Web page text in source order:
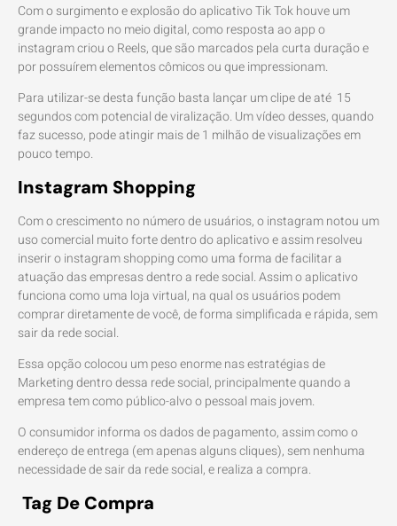
Com o surgimento e explosão do aplicativo Tik Tok houve um
grande impacto no meio digital, como resposta ao app o
instagram criou o Reels, que são marcados pela curta duração e
por possuírem elementos cômicos ou que impressionam.
Para utilizar-se desta função basta lançar um clipe de até 15
segundos com potencial de viralização. Um vídeo desses, quando
faz sucesso, pode atingir mais de 1 milhão de visualizações em
pouco tempo.
Instagram Shopping
Com o crescimento no número de usuários, o instagram notou um
uso comercial muito forte dentro do aplicativo e assim resolveu
inserir o instagram shopping como uma forma de facilitar a
atuação das empresas dentro a rede social. Assim o aplicativo
funciona como uma loja virtual, na qual os usuários podem
comprar diretamente de você, de forma simplificada e rápida, sem
sair da rede social.
Essa opção colocou um peso enorme nas estratégias de
Marketing dentro dessa rede social, principalmente quando a
empresa tem como público-alvo o pessoal mais jovem.
O consumidor informa os dados de pagamento, assim como o
endereço de entrega (em apenas alguns cliques), sem nenhuma
necessidade de sair da rede social, e realiza a compra.
Tag De Compra